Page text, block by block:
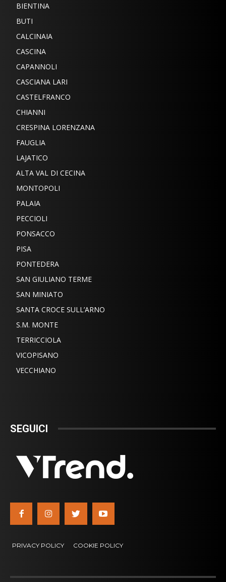
BIENTINA
BUTI
CALCINAIA
CASCINA
CAPANNOLI
CASCIANA LARI
CASTELFRANCO
CHIANNI
CRESPINA LORENZANA
FAUGLIA
LAJATICO
ALTA VAL DI CECINA
MONTOPOLI
PALAIA
PECCIOLI
PONSACCO
PISA
PONTEDERA
SAN GIULIANO TERME
SAN MINIATO
SANTA CROCE SULL’ARNO
S.M. MONTE
TERRICCIOLA
VICOPISANO
VECCHIANO
SEGUICI
PRIVACY POLICY COOKIE POLICY